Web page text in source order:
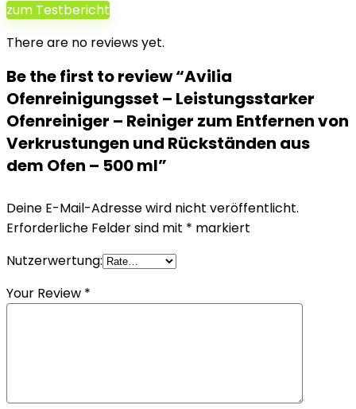
zum Testbericht
There are no reviews yet.
Be the first to review “Avilia
Ofenreinigungsset – Leistungsstarker
Ofenreiniger – Reiniger zum Entfernen von
Verkrustungen und Rückständen aus
dem Ofen – 500 ml”
Deine E-Mail-Adresse wird nicht veröffentlicht.
Erforderliche Felder sind mit * markiert
Nutzerwertung:
Your Review *